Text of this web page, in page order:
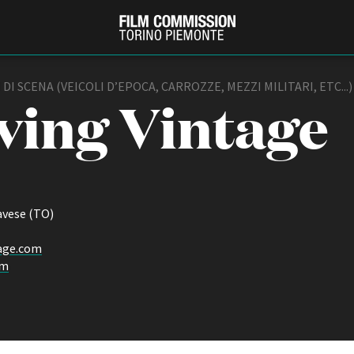
SCENA (VEICOLI D’EPOCA, CARROZZE, MEZZI MILITARI, ETC...)
Vintage
(TO)